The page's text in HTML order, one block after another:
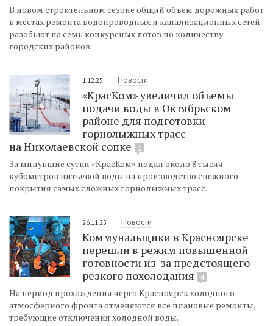
В новом строительном сезоне общий объем дорожных работ
в местах ремонта водопроводных и канализационных сетей
разобьют на семь конкурсных лотов по количеству
городских районов.
1.12.25 Новости
«КрасКом» увеличил объемы
подачи воды в Октябрьском
районе для подготовки
горнолыжных трасс
на Николаевской сопке
1
За минувшие сутки «КрасКом» подал около 8 тысяч
кубометров питьевой воды на производство снежного
покрытия самых сложных горнолыжных трасс.
26.11.25 Новости
Коммунальщики в Красноярске
перешли в режим повышенной
готовности из-за предстоящего
резкого похолодания
4
На период прохождения через Красноярск холодного
атмосферного фронта отменяются все плановые ремонты,
требующие отключения холодной воды.